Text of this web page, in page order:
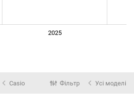
2025
Casio Фільтр Усі моделі